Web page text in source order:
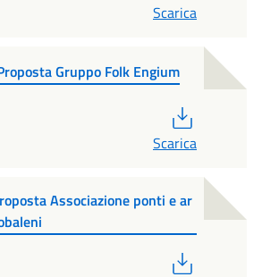
Scarica
Gruppo Folk Engium
Scarica
Associazione ponti e ar